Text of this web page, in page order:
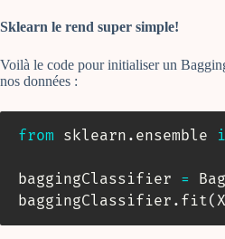
Sklearn le rend super simple!
Voilà le code pour initialiser un
nos données :
from sklearn . ensemble
baggingClassifier =
baggingClassifier . fit(